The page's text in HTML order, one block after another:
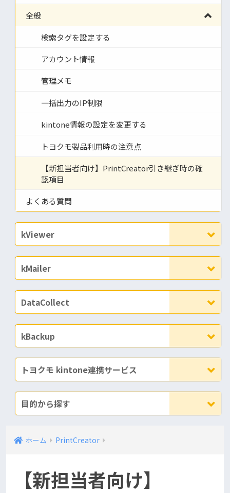
全般
検索タグを設定する
アカウント情報
管理メモ
一括出力のIP制限
kintone情報の設定を変更する
トヨクモ製品利用時の注意点
【新担当者向け】PrintCreator引き継ぎ時の確
認項目
よくある質問
kViewer
kMailer
DataCollect
kBackup
トヨクモ kintone連携サービス
目的から探す
ホーム PrintCreator
【新担当者向け】